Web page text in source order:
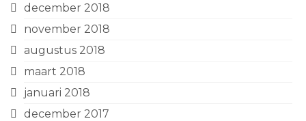
december 2018
november 2018
augustus 2018
maart 2018
januari 2018
december 2017